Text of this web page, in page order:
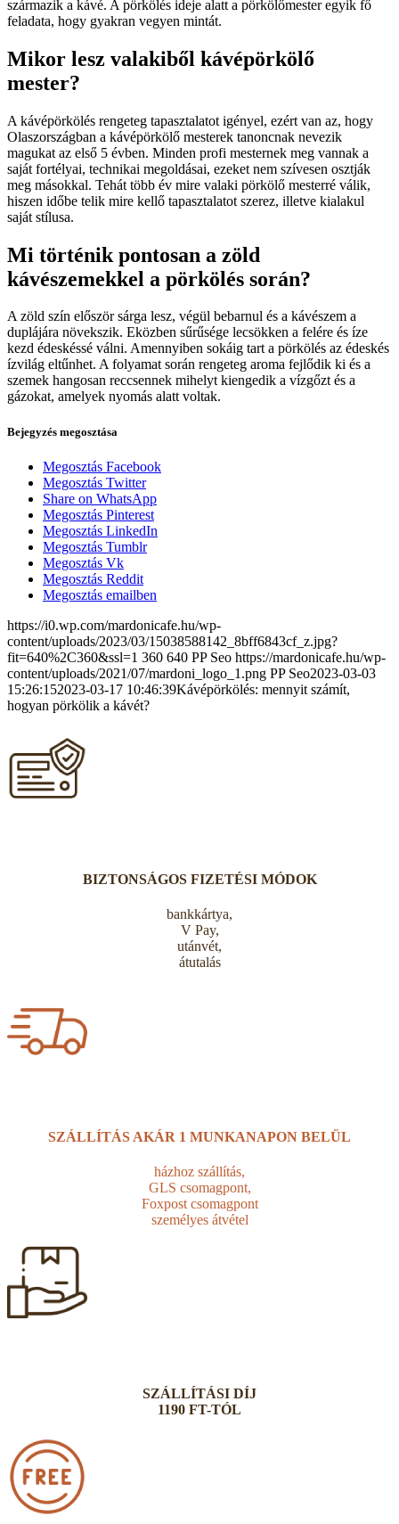
származik a kávé. A pörkölés ideje alatt a pörkölőmester egyik fő
feladata, hogy gyakran vegyen mintát.
Mikor lesz valakiből kávépörkölő
mester?
A kávépörkölés rengeteg tapasztalatot igényel, ezért van az, hogy
Olaszországban a kávépörkölő mesterek tanoncnak nevezik
magukat az első 5 évben. Minden profi mesternek meg vannak a
saját fortélyai, technikai megoldásai, ezeket nem szívesen osztják
meg másokkal. Tehát több év mire valaki pörkölő mesterré válik,
hiszen időbe telik mire kellő tapasztalatot szerez, illetve kialakul
saját stílusa.
Mi történik pontosan a zöld
kávészemekkel a pörkölés során?
A zöld szín először sárga lesz, végül bebarnul és a kávészem a
duplájára növekszik. Eközben sűrűsége lecsökken a felére és íze
kezd édeskéssé válni. Amennyiben sokáig tart a pörkölés az édeskés
ízvilág eltűnhet. A folyamat során rengeteg aroma fejlődik ki és a
szemek hangosan reccsennek mihelyt kiengedik a vízgőzt és a
gázokat, amelyek nyomás alatt voltak.
Bejegyzés megosztása
Megosztás Facebook
Megosztás Twitter
Share on WhatsApp
Megosztás Pinterest
Megosztás LinkedIn
Megosztás Tumblr
Megosztás Vk
Megosztás Reddit
Megosztás emailben
https://i0.wp.com/mardonicafe.hu/wp-
content/uploads/2023/03/15038588142_8bff6843cf_z.jpg?
fit=640%2C360&ssl=1 360 640 PP Seo https://mardonicafe.hu/wp-
content/uploads/2021/07/mardoni_logo_1.png PP Seo2023-03-03
15:26:152023-03-17 10:46:39Kávépörkölés: mennyit számít,
hogyan pörkölik a kávét?
BIZTONSÁGOS FIZETÉSI MÓDOK
bankkártya,
V Pay,
utánvét,
átutalás
SZÁLLÍTÁS AKÁR 1 MUNKANAPON BELÜL
házhoz szállítás,
GLS csomagpont,
Foxpost csomagpont
személyes átvétel
SZÁLLÍTÁSI DÍJ
1190 FT-TÓL